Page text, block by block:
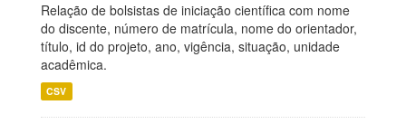
Relação de bolsistas de iniciação científica com nome
do discente, número de matrícula, nome do orientador,
título, id do projeto, ano, vigência, situação, unidade
acadêmica.
CSV